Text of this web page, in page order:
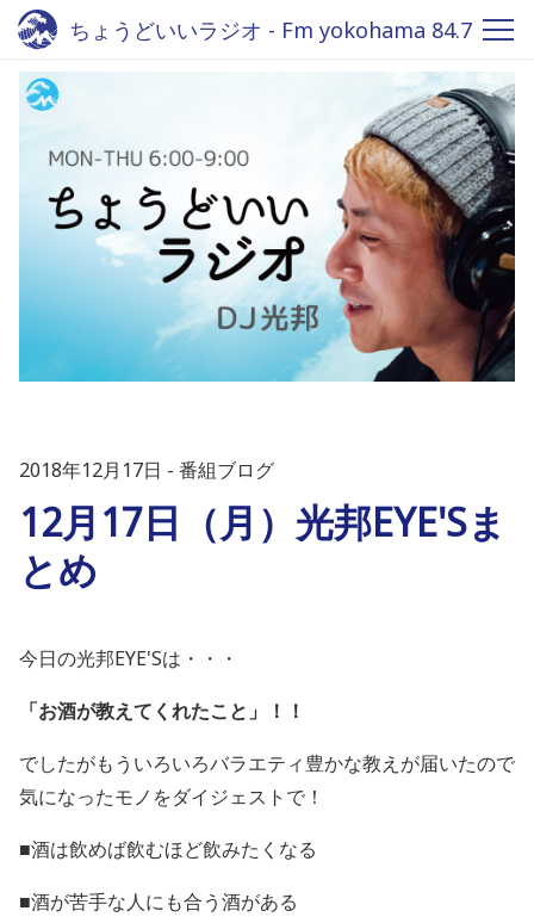
ちょうどいいラジオ - Fm yokohama 84.7
2018年12月17日 番組ブログ
12月17日（月）光邦EYE'Sま
とめ
今日の光邦EYE'Sは・・・
「お酒が教えてくれたこと」！！
でしたがもういろいろバラエティ豊かな教えが届いたので
気になったモノをダイジェストで！
■酒は飲めば飲むほど飲みたくなる
■酒が苦手な人にも合う酒がある